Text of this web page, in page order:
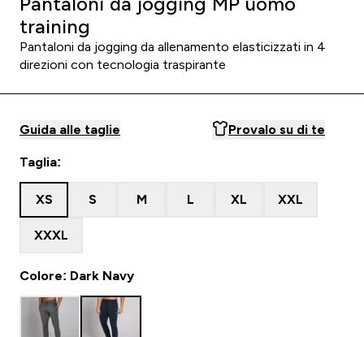
training
Pantaloni da jogging da allenamento elasticizzati in 4
direzioni con tecnologia traspirante
Guida alle taglie Provalo su di te
Taglia:
XS S M L XL XXL
XXXL
Colore: Dark Navy